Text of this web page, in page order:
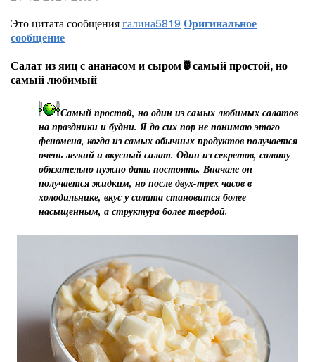
Это цитата сообщениягалина5819 Оригинальное
сообщение
Салат из яиц с ананасом и сыром🍍самый простой, но
самый любимый
Самый простой, но один из самых любимых салатов
на праздники и будни. Я до сих пор не понимаю этого
феномена, когда из самых обычных продуктов получается
очень легкий и вкусный салат. Один из секретов, салату
обязательно нужно дать постоять. Вначале он
получается жидким, но после двух-трех часов в
холодильнике, вкус у салата становится более
насыщенным, а структура более твердой.